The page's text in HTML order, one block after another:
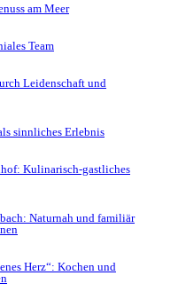
am Meer
Team
Leidenschaft und
sinnliches Erlebnis
Kulinarisch-gastliches
Naturnah und familiär
Herz“: Kochen und